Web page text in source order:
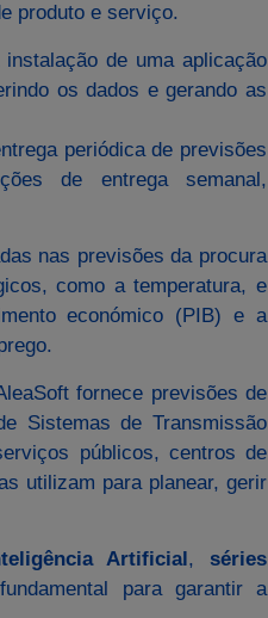
produto e serviço.
de uma aplicação
os dados e gerando as
periódica de previsões
de entrega semanal,
nas previsões da procura
como a temperatura, e
económico (PIB) e a
fornece previsões de
Sistemas de Transmissão
públicos, centros de
utilizam para planear, gerir
Artificial,séries
para garantir a